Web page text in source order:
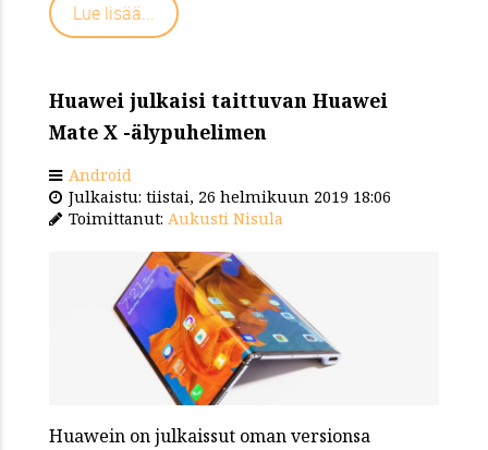
Lue lisää...
Huawei julkaisi taittuvan Huawei
Mate X -älypuhelimen
Android
Julkaistu: tiistai, 26 helmikuun 2019 18:06
Toimittanut: Aukusti Nisula
Huawein on julkaissut oman versionsa